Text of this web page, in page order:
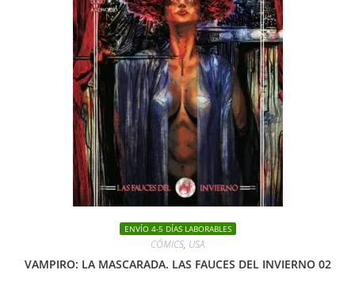
ENVÍO 4-5 DÍAS LABORABLES
CÓMICS, USA
VAMPIRO: LA MASCARADA. LAS FAUCES DEL INVIERNO 02